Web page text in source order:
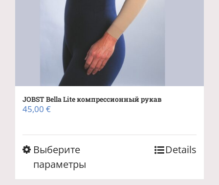
JOBST Bella Lite компрессионный рукав
45,00 €
Выберите
параметры
Details